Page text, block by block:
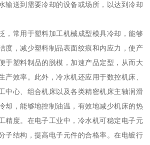
输送到需要冷却的设备或场所，以达到冷却
，常用于塑料加工机械成型模具冷却，能够
度，减少塑料制品表面纹痕和内应力，使产
于塑料制品的脱模，加速产品定型，从而大
产效率。此外，冷水机还应用于数控机床、
中心、组合机床以及各类精密机床主轴润滑
却，能够地控制油温，有效地减少机床的热
精度。在电子工业中，冷水机可稳定电子元
子结构，提高电子元件的合格率。在电镀行